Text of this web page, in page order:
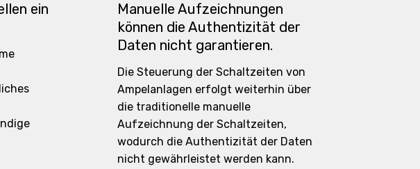
ein
Manuelle Aufzeichnungen
können die Authentizität der
Daten nicht garantieren.
Die Steuerung der Schaltzeiten von
Ampelanlagen erfolgt weiterhin über
die traditionelle manuelle
Aufzeichnung der Schaltzeiten,
wodurch die Authentizität der Daten
nicht gewährleistet werden kann.